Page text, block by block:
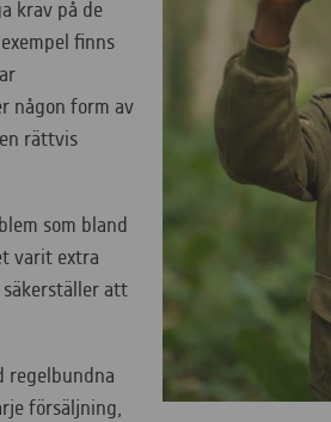
krav på de
finns
någon form av
rättvis
som bland
varit extra
att
regelbundna
försäljning,